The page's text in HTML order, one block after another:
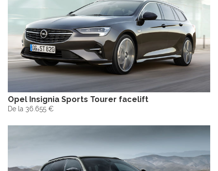
Opel Insignia Sports Tourer facelift
De la 36.655 €